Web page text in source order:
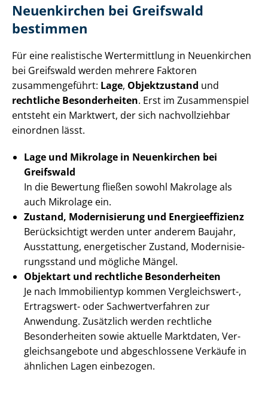
Neuenkirchen bei Greifswald
bestimmen
Für eine realistische Wertermittlung in Neuenkirchen
bei Greifswald werden mehrere Faktoren
zusammengeführt: Lage, Objektzustand und
rechtliche Besonderheiten. Erst im Zusammenspiel
entsteht ein Marktwert, der sich nachvollziehbar
einordnen lässt.
Lage und Mikrolage in Neuenkirchen bei
Greifswald
In die Bewertung fließen sowohl Makrolage als
auch Mikrolage ein.
Zustand, Modernisierung und En­er­gie­ef­fi­zi­enz
Berücksichtigt werden unter anderem Baujahr,
Ausstattung, energetischer Zustand, Mo­der­ni­sie­
rungs­stand und mögliche Mängel.
Objektart und rechtliche Besonderheiten
Je nach Immobilientyp kommen Vergleichswert-,
Ertragswert- oder Sach­wert­ver­fah­ren zur
Anwendung. Zusätzlich werden rechtliche
Besonderheiten sowie aktuelle Marktdaten, Ver­
gleichs­an­ge­bo­te und abgeschlossene Verkäufe in
ähnlichen Lagen einbezogen.